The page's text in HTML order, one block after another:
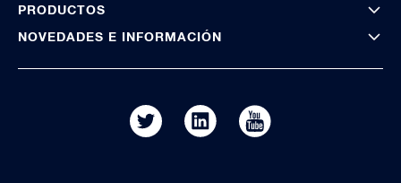
PRODUCTOS
NOVEDADES E INFORMACIÓN